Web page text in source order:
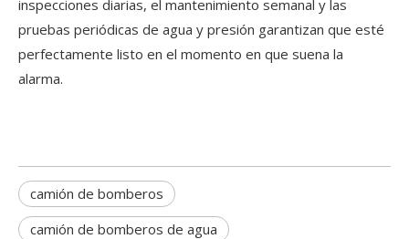
inspecciones diarias, el mantenimiento semanal y las
pruebas periódicas de agua y presión garantizan que esté
perfectamente listo en el momento en que suena la
alarma.
camión de bomberos
camión de bomberos de agua